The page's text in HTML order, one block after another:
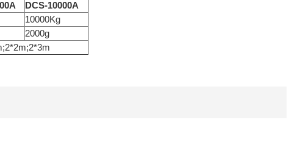
DCS-10000A
10000Kg
2000g